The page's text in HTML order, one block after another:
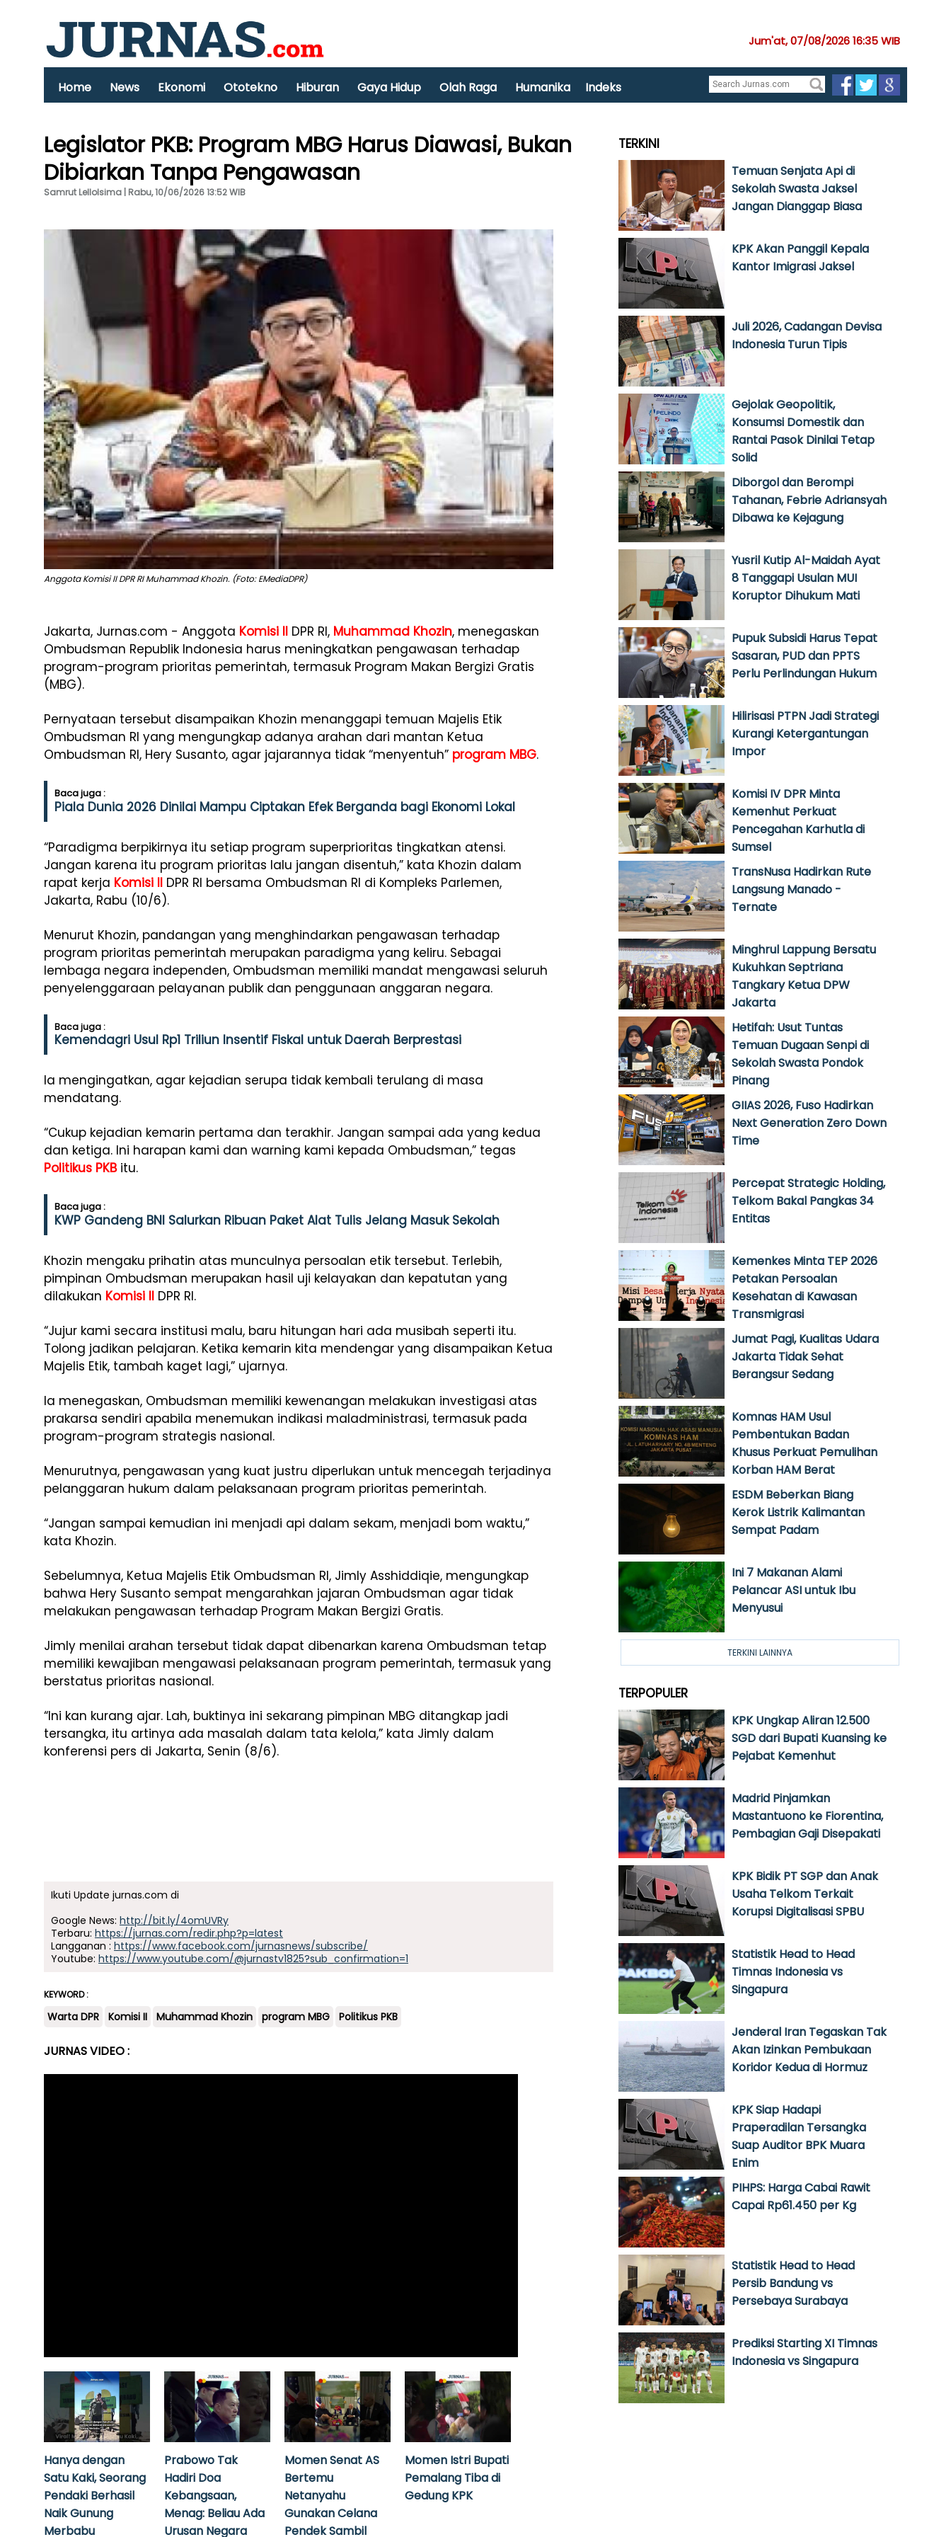
Jum'at, 07/08/2026 16:35 WIB
Home News Ekonomi Ototekno Hiburan Gaya Hidup Olah Raga Humanika Indeks
Legislator PKB: Program MBG Harus Diawasi, Bukan
Dibiarkan Tanpa Pengawasan
Samrut Lellolsima | Rabu, 10/06/2026 13:52 WIB
Anggota Komisi II DPR RI Muhammad Khozin. (Foto: EMediaDPR)
Jakarta, Jurnas.com - Anggota Komisi II DPR RI, Muhammad Khozin, menegaskan
Ombudsman Republik Indonesia harus meningkatkan pengawasan terhadap
program-program prioritas pemerintah, termasuk Program Makan Bergizi Gratis
(MBG).
Pernyataan tersebut disampaikan Khozin menanggapi temuan Majelis Etik
Ombudsman RI yang mengungkap adanya arahan dari mantan Ketua
Ombudsman RI, Hery Susanto, agar jajarannya tidak “menyentuh” program MBG.
Baca juga :
Piala Dunia 2026 Dinilai Mampu Ciptakan Efek Berganda bagi Ekonomi Lokal
“Paradigma berpikirnya itu setiap program superprioritas tingkatkan atensi.
Jangan karena itu program prioritas lalu jangan disentuh,” kata Khozin dalam
rapat kerja Komisi II DPR RI bersama Ombudsman RI di Kompleks Parlemen,
Jakarta, Rabu (10/6).
Menurut Khozin, pandangan yang menghindarkan pengawasan terhadap
program prioritas pemerintah merupakan paradigma yang keliru. Sebagai
lembaga negara independen, Ombudsman memiliki mandat mengawasi seluruh
penyelenggaraan pelayanan publik dan penggunaan anggaran negara.
Baca juga :
Kemendagri Usul Rp1 Triliun Insentif Fiskal untuk Daerah Berprestasi
Ia mengingatkan, agar kejadian serupa tidak kembali terulang di masa
mendatang.
“Cukup kejadian kemarin pertama dan terakhir. Jangan sampai ada yang kedua
dan ketiga. Ini harapan kami dan warning kami kepada Ombudsman,” tegas
Politikus PKBitu.
Baca juga :
KWP Gandeng BNI Salurkan Ribuan Paket Alat Tulis Jelang Masuk Sekolah
Khozin mengaku prihatin atas munculnya persoalan etik tersebut. Terlebih,
pimpinan Ombudsman merupakan hasil uji kelayakan dan kepatutan yang
dilakukan Komisi II DPR RI.
“Jujur kami secara institusi malu, baru hitungan hari ada musibah seperti itu.
Tolong jadikan pelajaran. Ketika kemarin kita mendengar yang disampaikan Ketua
Majelis Etik, tambah kaget lagi,” ujarnya.
Ia menegaskan, Ombudsman memiliki kewenangan melakukan investigasi atas
prakarsa sendiri apabila menemukan indikasi maladministrasi, termasuk pada
program-program strategis nasional.
Menurutnya, pengawasan yang kuat justru diperlukan untuk mencegah terjadinya
pelanggaran hukum dalam pelaksanaan program prioritas pemerintah.
“Jangan sampai kemudian ini menjadi api dalam sekam, menjadi bom waktu,”
kata Khozin.
Sebelumnya, Ketua Majelis Etik Ombudsman RI, Jimly Asshiddiqie, mengungkap
bahwa Hery Susanto sempat mengarahkan jajaran Ombudsman agar tidak
melakukan pengawasan terhadap Program Makan Bergizi Gratis.
Jimly menilai arahan tersebut tidak dapat dibenarkan karena Ombudsman tetap
memiliki kewajiban mengawasi pelaksanaan program pemerintah, termasuk yang
berstatus prioritas nasional.
“Ini kan kurang ajar. Lah, buktinya ini sekarang pimpinan MBG ditangkap jadi
tersangka, itu artinya ada masalah dalam tata kelola,” kata Jimly dalam
konferensi pers di Jakarta, Senin (8/6).
Ikuti Update jurnas.com di
Google News: http://bit.ly/4omUVRy
Terbaru: https://jurnas.com/redir.php?p=latest
Langganan : https://www.facebook.com/jurnasnews/subscribe/
Youtube: https://www.youtube.com/@jurnastv1825?sub_confirmation=1
KEYWORD :
Warta DPR Komisi II Muhammad Khozin program MBG Politikus PKB
JURNAS VIDEO :
Hanya dengan
Satu Kaki, Seorang
Pendaki Berhasil
Naik Gunung
Merbabu
Prabowo Tak
Hadiri Doa
Kebangsaan,
Menag: Beliau Ada
Urusan Negara
Momen Senat AS
Bertemu
Netanyahu
Gunakan Celana
Pendek Sambil
Momen Istri Bupati
Pemalang Tiba di
Gedung KPK
TERKINI
Temuan Senjata Api di
Sekolah Swasta Jaksel
Jangan Dianggap Biasa
KPK Akan Panggil Kepala
Kantor Imigrasi Jaksel
Juli 2026, Cadangan Devisa
Indonesia Turun Tipis
Gejolak Geopolitik,
Konsumsi Domestik dan
Rantai Pasok Dinilai Tetap
Solid
Diborgol dan Berompi
Tahanan, Febrie Adriansyah
Dibawa ke Kejagung
Yusril Kutip Al-Maidah Ayat
8 Tanggapi Usulan MUI
Koruptor Dihukum Mati
Pupuk Subsidi Harus Tepat
Sasaran, PUD dan PPTS
Perlu Perlindungan Hukum
Hilirisasi PTPN Jadi Strategi
Kurangi Ketergantungan
Impor
Komisi IV DPR Minta
Kemenhut Perkuat
Pencegahan Karhutla di
Sumsel
TransNusa Hadirkan Rute
Langsung Manado -
Ternate
Minghrul Lappung Bersatu
Kukuhkan Septriana
Tangkary Ketua DPW
Jakarta
Hetifah: Usut Tuntas
Temuan Dugaan Senpi di
Sekolah Swasta Pondok
Pinang
GIIAS 2026, Fuso Hadirkan
Next Generation Zero Down
Time
Percepat Strategic Holding,
Telkom Bakal Pangkas 34
Entitas
Kemenkes Minta TEP 2026
Petakan Persoalan
Kesehatan di Kawasan
Transmigrasi
Jumat Pagi, Kualitas Udara
Jakarta Tidak Sehat
Berangsur Sedang
Komnas HAM Usul
Pembentukan Badan
Khusus Perkuat Pemulihan
Korban HAM Berat
ESDM Beberkan Biang
Kerok Listrik Kalimantan
Sempat Padam
Ini 7 Makanan Alami
Pelancar ASI untuk Ibu
Menyusui
TERKINI LAINNYA
TERPOPULER
KPK Ungkap Aliran 12.500
SGD dari Bupati Kuansing ke
Pejabat Kemenhut
Madrid Pinjamkan
Mastantuono ke Fiorentina,
Pembagian Gaji Disepakati
KPK Bidik PT SGP dan Anak
Usaha Telkom Terkait
Korupsi Digitalisasi SPBU
Statistik Head to Head
Timnas Indonesia vs
Singapura
Jenderal Iran Tegaskan Tak
Akan Izinkan Pembukaan
Koridor Kedua di Hormuz
KPK Siap Hadapi
Praperadilan Tersangka
Suap Auditor BPK Muara
Enim
PIHPS: Harga Cabai Rawit
Capai Rp61.450 per Kg
Statistik Head to Head
Persib Bandung vs
Persebaya Surabaya
Prediksi Starting XI Timnas
Indonesia vs Singapura